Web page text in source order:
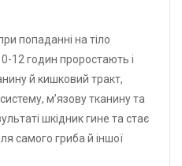
попаданні на тіло
12 годин проростають і
й кишковий тракт,
м’язову тканину та
шкідник гине та стає
самого гриба й іншої